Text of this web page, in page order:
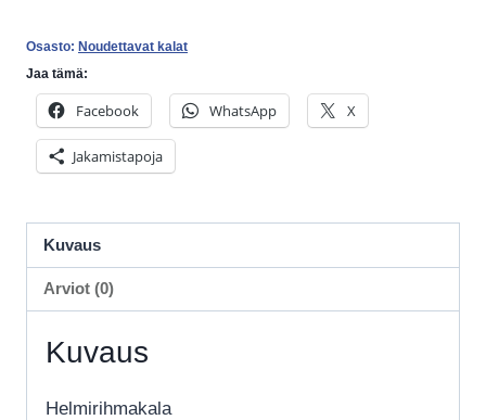
Osasto: Noudettavat kalat
Jaa tämä:
Facebook WhatsApp X
Jakamistapoja
Kuvaus
Arviot (0)
Kuvaus
Helmirihmakala